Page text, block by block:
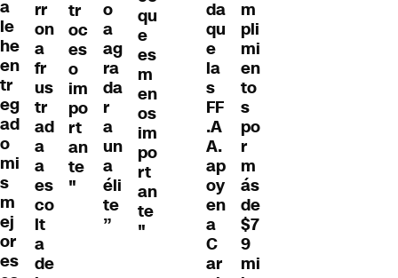
a
le
he
en
tr
eg
ad
o
mi
s
m
ej
or
es
rr
on
a
fr
us
tr
ad
a
a
es
co
lt
a
de
tr
oc
es
o
im
po
rt
an
te
"
o
a
ag
ra
da
r
a
un
a
éli
te
”
qu
e
es
m
en
os
im
po
rt
an
te
"
da
qu
e
la
s
FF
.A
A.
ap
oy
en
a
C
ar
m
pli
mi
en
to
s
po
r
m
ás
de
$7
9
mi